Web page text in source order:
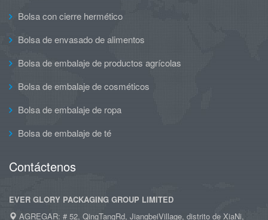
Bolsa con cierre hermético
Bolsa de envasado de alimentos
Bolsa de embalaje de productos agrícolas
Bolsa de embalaje de cosméticos
Bolsa de embalaje de ropa
Bolsa de embalaje de té
Contáctenos
EVER GLORY PACKAGING GROUP LIMITED
AGREGAR: # 52, QingTangRd, JiangbeiVillage, distrito de XiaNi,